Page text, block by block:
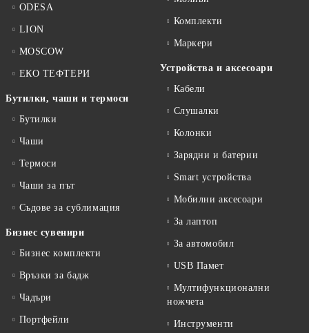
ODESA
LION
MOSCOW
ЕКО ТЕФТЕРИ
Бутилки, чаши и термоси
Бутилки
Чаши
Термоси
Чаши за път
Съдове за сублимация
Бизнес сувенири
Бизнес комплекти
Връзки за бадж
Чадъри
Портфейли
Комплекти
Маркери
Устройства и аксесоари
Кабели
Слушалки
Колонки
Зарядни и батерии
Smart устройства
Мобилни аксесоари
За лаптоп
За автомобил
USB Памет
Мултифункционални
ножчета
Инструменти